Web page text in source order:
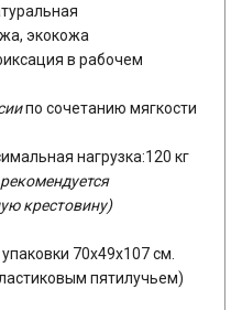
экокожа
в рабочем
по сочетанию мягкости
нагрузка:120 кг
крестовину)
70х49х107 см.
пятилучьем)